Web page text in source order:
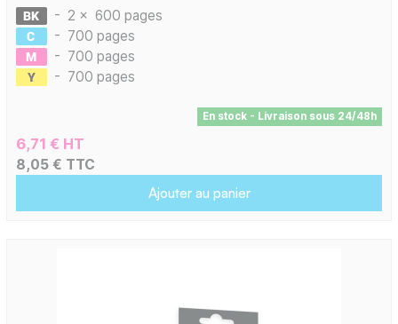
- 2 x 600 pages
- 700 pages
- 700 pages
- 700 pages
En stock - Livraison sous 24/48h
6,71 € HT
8,05 € TTC
Ajouter au panier